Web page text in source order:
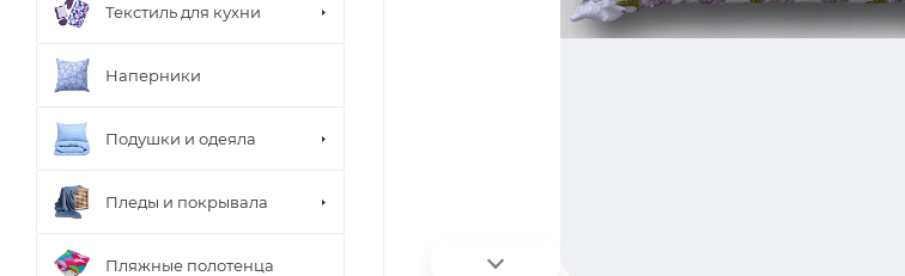
Текстиль для кухни
Наперники
Подушки и одеяла
Пледы и покрывала
Пляжные полотенца